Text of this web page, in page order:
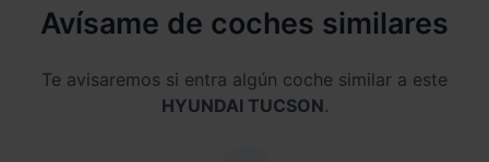
Avísame de coches similares
Te avisaremos si entra algún coche similar a este
HYUNDAI TUCSON.